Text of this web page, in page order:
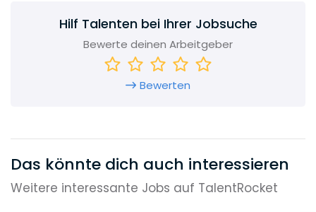
Hilf Talenten bei Ihrer Jobsuche
Bewerte deinen Arbeitgeber
Bewerten
Das könnte dich auch interessieren
Weitere interessante Jobs auf TalentRocket